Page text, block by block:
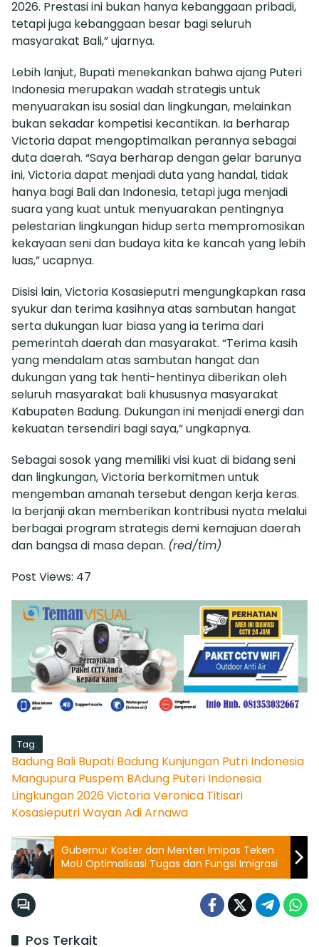
2026. Prestasi ini bukan hanya kebanggaan pribadi,
tetapi juga kebanggaan besar bagi seluruh
masyarakat Bali,” ujarnya.
Lebih lanjut, Bupati menekankan bahwa ajang Puteri
Indonesia merupakan wadah strategis untuk
menyuarakan isu sosial dan lingkungan, melainkan
bukan sekadar kompetisi kecantikan. Ia berharap
Victoria dapat mengoptimalkan perannya sebagai
duta daerah. “Saya berharap dengan gelar barunya
ini, Victoria dapat menjadi duta yang handal, tidak
hanya bagi Bali dan Indonesia, tetapi juga menjadi
suara yang kuat untuk menyuarakan pentingnya
pelestarian lingkungan hidup serta mempromosikan
kekayaan seni dan budaya kita ke kancah yang lebih
luas,” ucapnya.
Disisi lain, Victoria Kosasieputri mengungkapkan rasa
syukur dan terima kasihnya atas sambutan hangat
serta dukungan luar biasa yang ia terima dari
pemerintah daerah dan masyarakat. “Terima kasih
yang mendalam atas sambutan hangat dan
dukungan yang tak henti-hentinya diberikan oleh
seluruh masyarakat bali khususnya masyarakat
Kabupaten Badung. Dukungan ini menjadi energi dan
kekuatan tersendiri bagi saya,” ungkapnya.
Sebagai sosok yang memiliki visi kuat di bidang seni
dan lingkungan, Victoria berkomitmen untuk
mengemban amanah tersebut dengan kerja keras.
Ia berjanji akan memberikan kontribusi nyata melalui
berbagai program strategis demi kemajuan daerah
dan bangsa di masa depan. (red/tim)
Post Views: 47
Tag:
Badung Bali Bupati Badung Kunjungan Putri Indonesia
Mangupura Puspem BAdung Puteri Indonesia
Lingkungan 2026Victoria Veronica Titisari
KosasieputriWayan Adi Arnawa
Gubernur Koster dan Menteri Imipas Teken
MoU Optimalisasi Tugas dan Fungsi Imigrasi
Pos Terkait